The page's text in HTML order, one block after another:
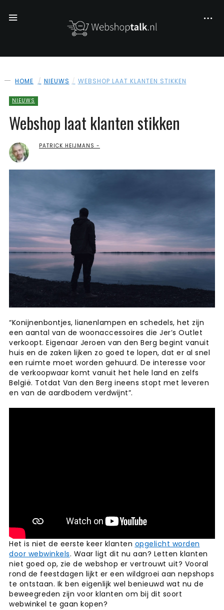
HOME NIEUWS WEBSHOP LAAT KLANTEN STIKKEN
NIEUWS
Webshop laat klanten stikken
PATRICK HEIJMANS
“Konijnenbontjes, lianenlampen en schedels, het zijn
een aantal van de woonaccessoires die Jer’s Outlet
verkoopt. Eigenaar Jeroen van den Berg begint vanuit
huis en de zaken lijken zo goed te lopen, dat er al snel
een ruimte moet worden gehuurd. De interesse voor
de verkoopwaar komt vanuit het hele land en zelfs
België. Totdat Van den Berg ineens stopt met leveren
en van de aardbodem verdwijnt”.
Het is niet de eerste keer klanten opgelicht worden
door webwinkels. Waar ligt dit nu aan? Letten klanten
niet goed op, zie de webshop er vertrouwt uit? Vooral
rond de feestdagen lijkt er een wildgroei aan nepshops
te ontstaan. Ik ben eigenlijk wel benieuwd wat nu de
beweegreden zijn voor klanten om bij dit soort
webwinkel te gaan kopen?